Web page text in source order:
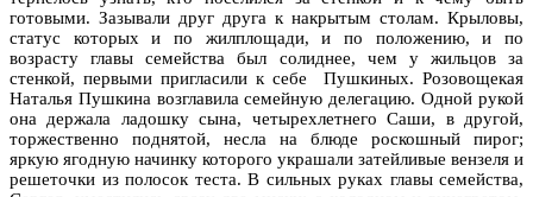
готовыми. Зазывали друг друга к накрытым столам. Крыловы,
статус которых и по жилплощади, и по положению, и по
возрасту главы семейства был солиднее, чем у жильцов за
стенкой, первыми пригласили к себе Пушкиных. Розовощекая
Наталья Пушкина возглавила семейную делегацию. Одной рукой
она держала ладошку сына, четырехлетнего Саши, в другой,
торжественно поднятой, несла на блюде роскошный пирог;
яркую ягодную начинку которого украшали затейливые вензеля и
решеточки из полосок теста. В сильных руках главы семейства,